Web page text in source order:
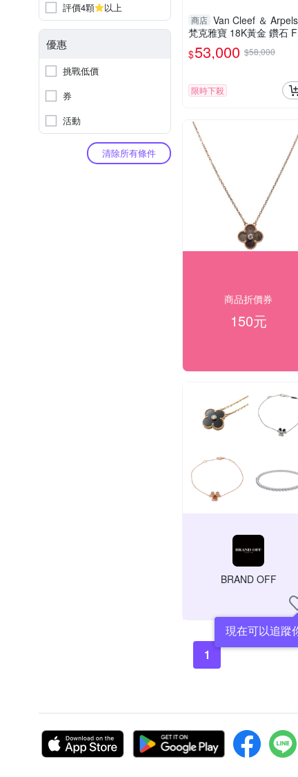
評價4顆
以上
優惠
挑戰低價
券
活動
清除所有條件
商店 Van Cleef ＆ Arpels
梵克雅寶 18K黃金 鑽石
ole Mini 手鍊 VCARPJMM0
0 【二手名牌BRAND OF
$53,000 $58,000
限時下殺
商品折價券
150元
BRAND OFF
現在可以追蹤
1